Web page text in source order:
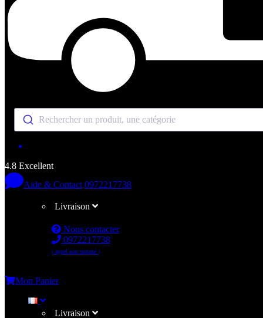
Rechercher un produit, une catégorie
4.8 Excellent
Aide & Contact 0972217738
Livraison
Nous contacter
0972217738
( appel non surtaxé )
Mon Panier
Livraison